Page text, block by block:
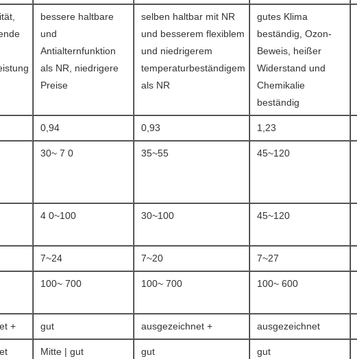
bessere haltbare
und
Antialternfunktion
als NR, niedrigere
Preise
selben haltbar mit NR
und besserem flexiblem
und niedrigerem
temperaturbeständigem
als NR
gutes Klima
beständig, Ozon-
Beweis, heißer
Widerstand und
Chemikalie
beständig
0,94 0,93 1,23
30~ 7 0 35~55 45~120
4 0~100 30~100 45~120
7~24 7~20 7~27
100~ 700 100~ 700 100~ 600
+ gut ausgezeichnet + ausgezeichnet
Mitte | gut gut gut